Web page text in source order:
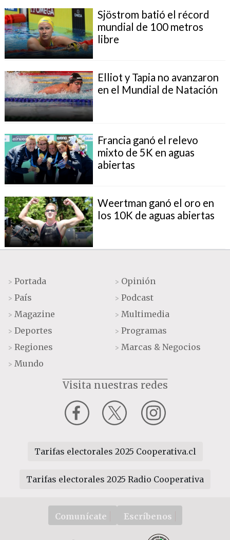
Sjöstrom batió el récord
mundial de 100 metros
libre
Elliot y Tapia no avanzaron
en el Mundial de Natación
Francia ganó el relevo
mixto de 5K en aguas
abiertas
Weertman ganó el oro en
los 10K de aguas abiertas
> Portada
> País
> Magazine
> Deportes
> Regiones
> Mundo
> Opinión
> Podcast
> Multimedia
> Programas
> Marcas & Negocios
Visita nuestras redes
Tarifas electorales 2025 Cooperativa.cl
Tarifas electorales 2025 Radio Cooperativa
Comunícate Escríbenos